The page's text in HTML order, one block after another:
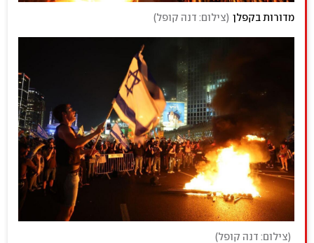
מדורות בקפלן (צילום: דנה קופל)
(צילום: דנה קופל)